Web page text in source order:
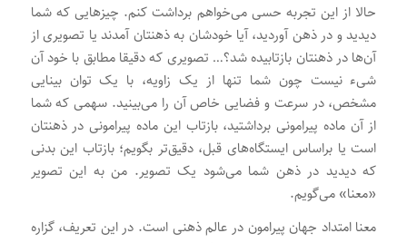
حالا از این تجربه حسی می‌خواهم برداشت کنم. چیزهایی که شما
دیدید و در ذهن آوردید، آیا خودشان به ذهنتان آمدند یا تصویری از
آن‌ها در ذهنتان بازتابیده شد؟… تصویری که دقیقا مطابق با خود آن
شیء نیست چون شما تنها از یک زاویه، با یک توان بینایی
مشخص، در سرعت و فضایی خاص آن را می‌بینید. سهمی که شما
از آن ماده پیرامونی برداشتید، بازتاب این ماده پیرامونی در ذهنتان
است یا براساس ایستگاه‌های قبل، دقیق‌تر بگویم؛ بازتاب این بدنی
که دیدید در ذهن شما می‌شود یک تصویر. من به این تصویر
«معنا» می‌گویم.
معنا امتداد جهان پیرامون در عالم ذهنی است. در این تعریف، گزاره